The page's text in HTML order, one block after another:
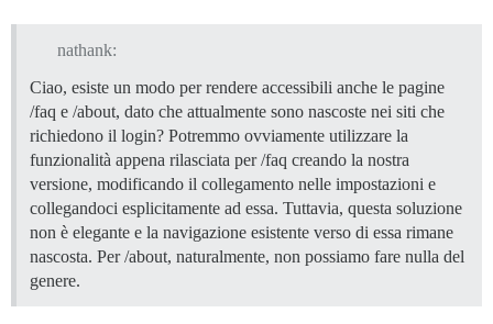
nathank:
Ciao, esiste un modo per rendere accessibili anche le pagine
/faq e /about, dato che attualmente sono nascoste nei siti che
richiedono il login? Potremmo ovviamente utilizzare la
funzionalità appena rilasciata per /faq creando la nostra
versione, modificando il collegamento nelle impostazioni e
collegandoci esplicitamente ad essa. Tuttavia, questa soluzione
non è elegante e la navigazione esistente verso di essa rimane
nascosta. Per /about, naturalmente, non possiamo fare nulla del
genere.